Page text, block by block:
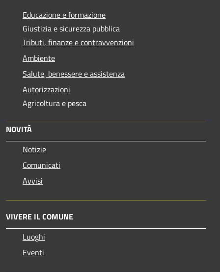
Educazione e formazione
Giustizia e sicurezza pubblica
Tributi, finanze e contravvenzioni
Ambiente
Salute, benessere e assistenza
Autorizzazioni
Agricoltura e pesca
NOVITÀ
Notizie
Comunicati
Avvisi
VIVERE IL COMUNE
Luoghi
Eventi